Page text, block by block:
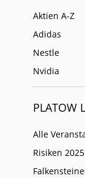
Aktien A-Z
Adidas
Nestle
Nvidia
PLATOW
Alle
Risiken 2025